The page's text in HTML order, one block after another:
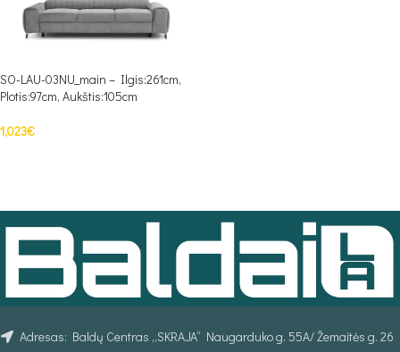
SO-LAU-03NU_main – Ilgis:261cm,
Plotis:97cm, Aukštis:105cm
1,023€
Adresas: Baldų Centras „SKRAJA“ Naugarduko g. 55A/ Žemaitės g. 26